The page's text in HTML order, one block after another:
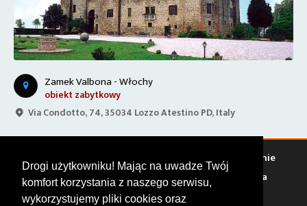
Drogi użytkowniku! Mając na uwadze Twój
komfort korzystania z naszego serwisu,
wykorzystujemy pliki cookies oraz
Zamek Valbona - Włochy
obiekt zabytkowy
Via Condotto, 74, 35034 Lozzo Atestino PD, Italy
Warto zobaczyć Serwisy Stacje paliw
Jedzenie
Bary Zakwaterowanie Tory Zloty Rajdy
Spotkania
Targi Giełdy Szkolenia